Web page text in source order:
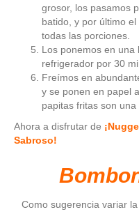
grosor, los pasamos
batido, y por último
todas las porciones.
Los ponemos en una
refrigerador por 30
Freímos en
y se ponen en papel
papitas fritas son una
Ahora a disfrutar de
Sabroso!
Como sugerencia variar